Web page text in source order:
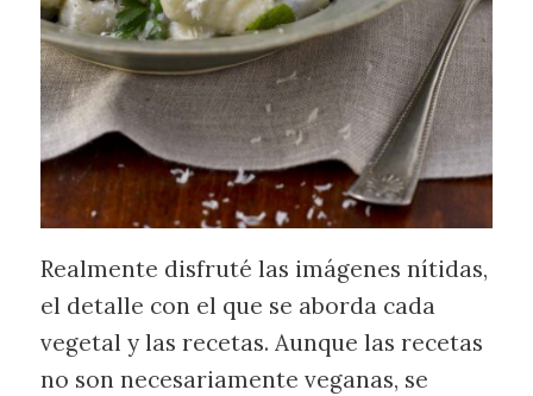
Realmente disfruté las imágenes nítidas,
el detalle con el que se aborda cada
vegetal y las recetas. Aunque las recetas
no son necesariamente veganas, se